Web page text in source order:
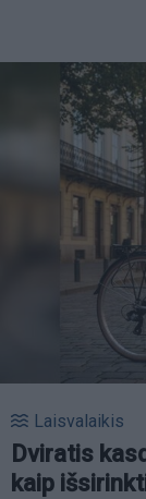
Laisvalaikis
Dviratis
kaip